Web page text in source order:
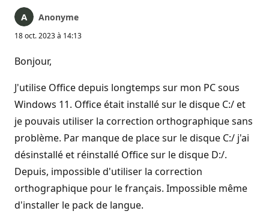
Anonyme
18 oct. 2023 à 14:13
Bonjour,
J'utilise Office depuis longtemps sur mon PC sous
Windows 11. Office était installé sur le disque C:/ et
je pouvais utiliser la correction orthographique sans
problème. Par manque de place sur le disque C:/ j'ai
désinstallé et réinstallé Office sur le disque D:/.
Depuis, impossible d'utiliser la correction
orthographique pour le français. Impossible même
d'installer le pack de langue.